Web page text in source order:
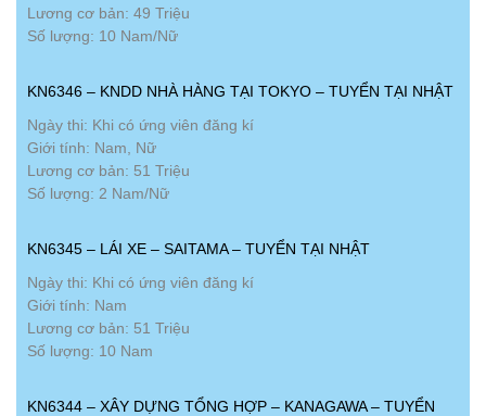
Lương cơ bản: 49 Triệu
Số lượng: 10 Nam/Nữ
KN6346 – KNDD NHÀ HÀNG TẠI TOKYO – TUYỂN TẠI NHẬT
Ngày thi: Khi có ứng viên đăng kí
Giới tính: Nam, Nữ
Lương cơ bản: 51 Triệu
Số lượng: 2 Nam/Nữ
KN6345 – LÁI XE – SAITAMA – TUYỂN TẠI NHẬT
Ngày thi: Khi có ứng viên đăng kí
Giới tính: Nam
Lương cơ bản: 51 Triệu
Số lượng: 10 Nam
KN6344 – XÂY DỰNG TỔNG HỢP – KANAGAWA – TUYỂN